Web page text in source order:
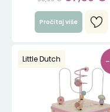
Pročitaj više
Little Dutch